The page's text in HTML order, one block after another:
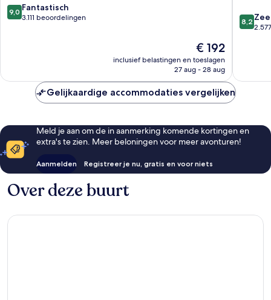
Los
Angeles
9.0
van
9,0 Fantastisch
3.111 beoordelingen
De
prijs
is
€ 192
inclusief belastingen en toeslagen
27 aug - 28 aug
Los
8.2
van
8,2
Gelijkaardige accommodaties vergelijken
Meld je aan om de in aanmerking komende kortingen en
extra's te zien. Meer beloningen voor meer avonturen!
Aanmelden Registreer je nu, gratis en voor niets
Over deze buurt